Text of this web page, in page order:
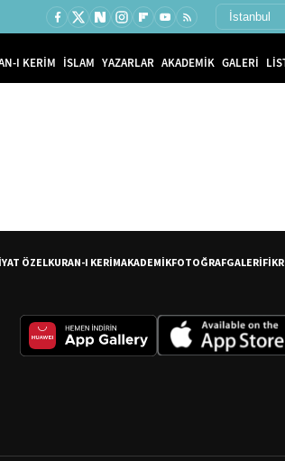
I KERİM İSLAM YAZARLAR AKADEMİK GALERİ
ÖZELKURAN-I KERİMAKADEMİKFOTOĞRAFGALERİ